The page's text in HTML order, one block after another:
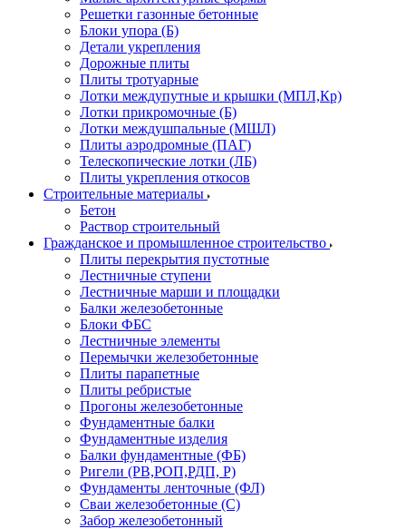
Решетки газонные бетонные
Блоки упора (Б)
Детали укрепления
Дорожные плиты
Плиты тротуарные
Лотки междупутные и крышки (МПЛ,Кр)
Лотки прикромочные (Б)
Лотки междушпальные (МШЛ)
Плиты аэродромные (ПАГ)
Телескопические лотки (ЛБ)
Плиты укрепления откосов
Строительные материалы
Бетон
Раствор строительный
Гражданское и промышленное строительство
Плиты перекрытия пустотные
Лестничные ступени
Лестничные марши и площадки
Балки железобетонные
Блоки ФБС
Лестничные элементы
Перемычки железобетонные
Плиты парапетные
Плиты ребристые
Прогоны железобетонные
Фундаментные балки
Фундаментные изделия
Балки фундаментные (ФБ)
Ригели (РВ,РОП,РДП, Р)
Фундаменты ленточные (ФЛ)
Сваи железобетонные (С)
Забор железобетонный